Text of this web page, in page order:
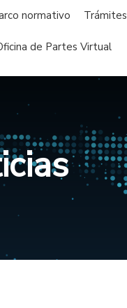
normativo Trámites
de Partes Virtual